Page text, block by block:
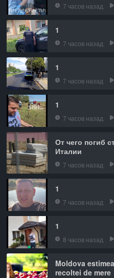
7 часов назад
1
7 часов назад
1
7 часов назад
1
7 часов назад
От чего погиб
Италии
7 часов назад
1
7 часов назад
1
8 часов назад
Moldova
recoltei de mere